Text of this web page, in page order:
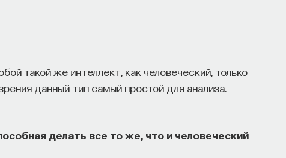
такой же интеллект, как человеческий, только
данный тип самый простой для анализа.
делать все то же, что и человеческий